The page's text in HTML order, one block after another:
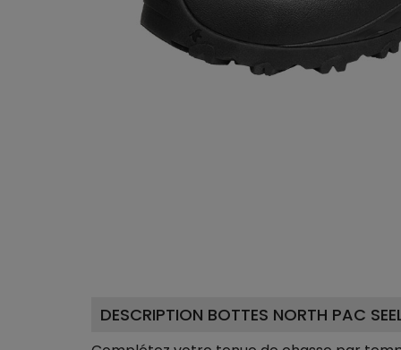
DESCRIPTION BOTTES NORTH PAC